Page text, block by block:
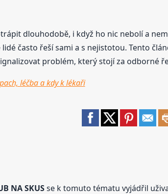
dlouhodobě, i když ho nic nebolí a
často řeší sami a s nejistotou. Tento
problém, který stojí za odborné
léčba a kdy k lékaři
NA SKUSse k tomuto tématu vyjádřil